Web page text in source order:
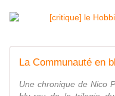
Une chronique de Nico